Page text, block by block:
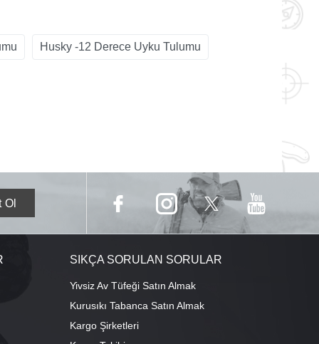
Husky -12 Derece Uyku Tulumu
SIKÇA SORULAN SORULAR
Yivsiz Av Tüfeği Satın Almak
Kurusıkı Tabanca Satın Almak
Kargo Şirketleri